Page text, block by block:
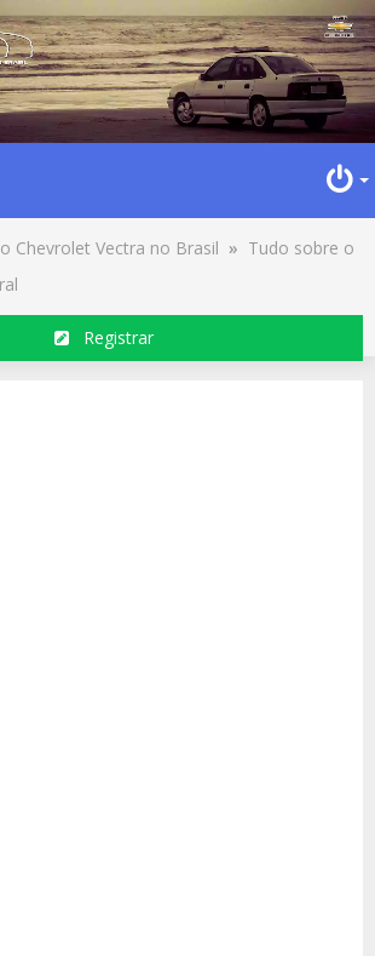
Chevrolet Vectra no Brasil » Tudo sobre o
Registrar